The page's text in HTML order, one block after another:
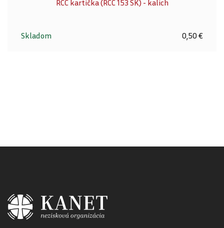
RCC kartička (RCC 153 SK) - kalich
Skladom 0,50 €